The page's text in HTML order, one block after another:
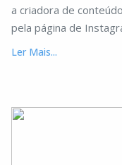
a criadora de
pela página de
Ler Mais...